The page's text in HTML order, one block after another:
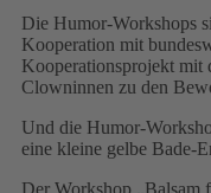
Die Humor-Workshops
Kooperation mit
Kooperationsprojekt mit
Clowninnen zu den
Und die Humor-
eine kleine gelbe Bade-
Der Workshop „Balsam